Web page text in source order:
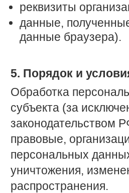
реквизиты
данные,
данные браузера).
5. Порядок и
Обработка
субъекта (за
законодательством
правовые,
персональных
уничтожения,
распространения.